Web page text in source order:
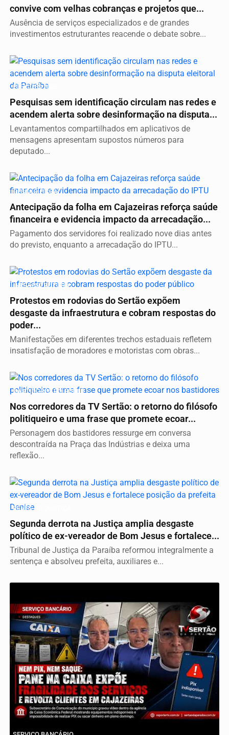
convive com velhas cobranças e projetos que...
Ausência de serviços especializados e de grandes
investimentos estruturantes reacende o debate sobre...
ELEIÇÕES 2026
Pesquisas sem identificação circulam nas redes e
acendem alerta sobre desinformação na disputa...
Levantamentos compartilhados em aplicativos de
mensagens apresentam supostos números para
deputado...
GESTÃO FISCAL
Antecipação da folha em Cajazeiras reforça saúde
financeira e evidencia impacto da arrecadação...
Pagamento dos servidores foi realizado nove dias antes
do previsto, enquanto a arrecadação do IPTU...
INFRAESTRUTURA
Protestos em rodovias do Sertão expõem
desgaste da infraestrutura e cobram respostas do
poder...
Manifestações em diferentes trechos estaduais refletem
insatisfação de moradores e motoristas com obras...
BASTIDORES DO PODER
Nos corredores da TV Sertão: o retorno do filósofo
politiqueiro e uma frase que promete ecoar...
Personagem dos bastidores ressurge em conversa
descontraída na Praça das Indústrias e deixa uma
reflexão...
REVÉS NA JUSTIÇA
Segunda derrota na Justiça amplia desgaste
político de ex-vereador de Bom Jesus e fortalece...
Tribunal de Justiça da Paraíba reformou integralmente a
sentença e absolveu prefeita, auxiliares e...